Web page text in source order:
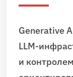
Generative
и